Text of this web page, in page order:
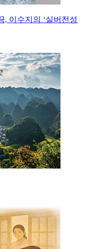
, 이수지의 ‘실버전성